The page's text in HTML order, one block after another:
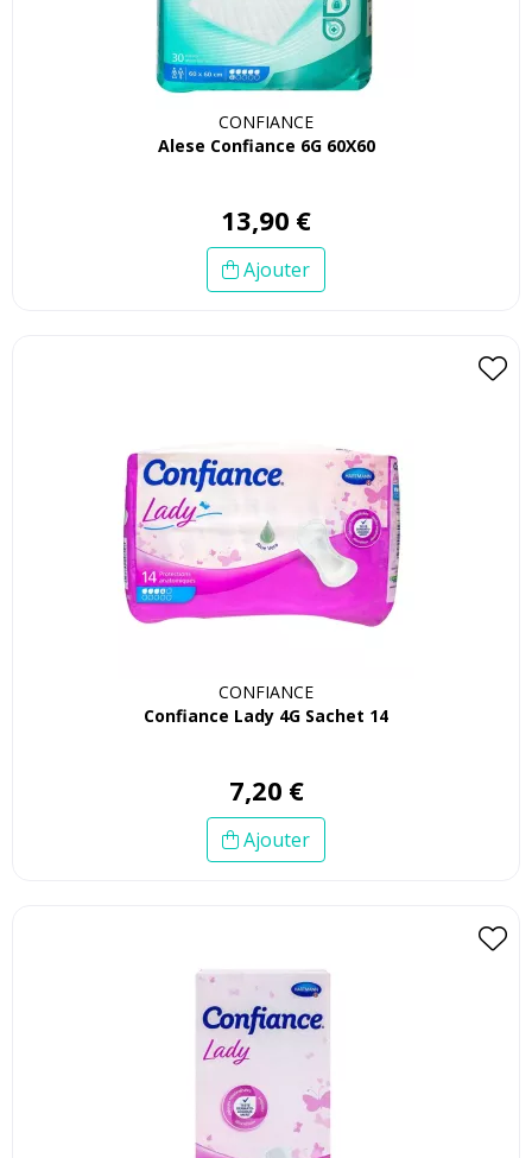
CONFIANCE
Alese Confiance 6G 60X60
13,90 €
Ajouter
CONFIANCE
Confiance Lady 4G Sachet 14
7,20 €
Ajouter